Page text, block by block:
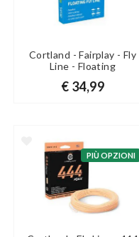
Cortland - Fairplay - Fly
Line - Floating
€ 34,99
PIÙ OPZIONI